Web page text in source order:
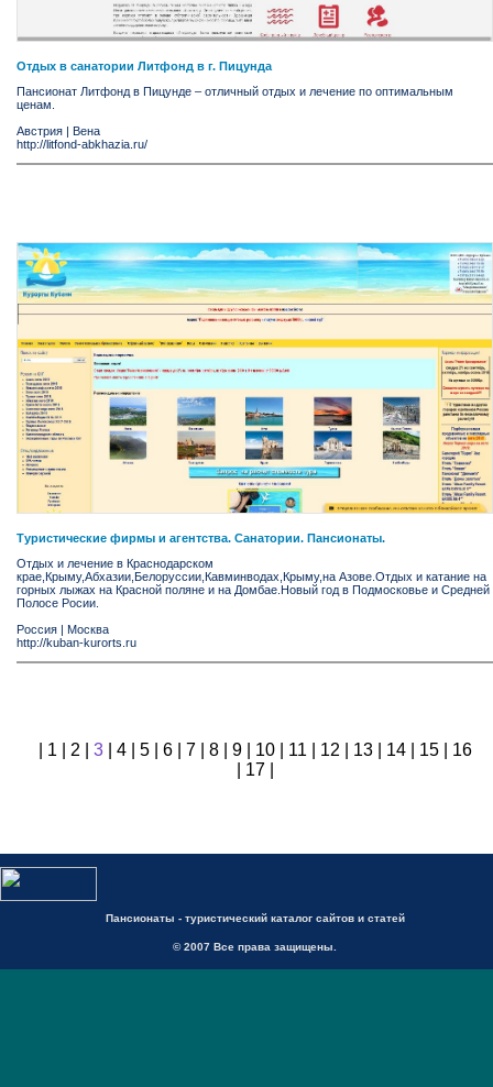
Отдых в санатории Литфонд в г. Пицунда
Пансионат Литфонд в Пицунде – отличный отдых и лечение по оптимальным
ценам.
Австрия
Вена
http://litfond-abkhazia.ru/
Туристические фирмы и агентства. Санатории. Пансионаты.
Отдых и лечение в Краснодарском
крае,Крыму,Абхазии,Белоруссии,Кавминводах,Крыму,на Азове.Отдых и катание на
горных лыжах на Красной поляне и на Домбае.Новый год в Подмосковье и Средней
Полосе Росии.
Россия | Москва
http://kuban-kurorts.ru
1 2 3| 4| 5| 6| 7| 8| 9| 10| 11 12 13| 14| 15| 16
17|
Пансионаты - туристический каталог сайтов и статей
© 2007 Все права защищены.